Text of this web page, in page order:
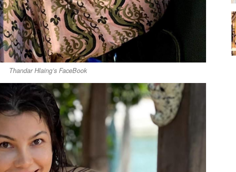
Thandar Hlaing’s FaceBook